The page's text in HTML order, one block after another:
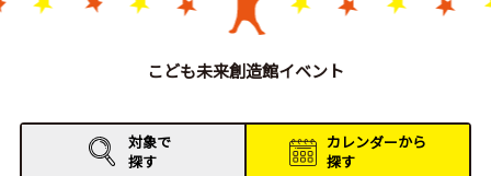
こども未来創造館イベント
対象で
探す
カレンダーから
探す